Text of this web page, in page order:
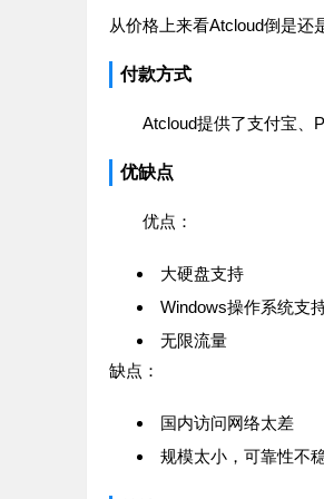
从价格上来看Atcloud倒是还
付款方式
Atcloud提供了支付宝、
优缺点
优点：
大硬盘支持
Windows操作系统支
无限流量
缺点：
国内访问网络太差
规模太小，可靠性不